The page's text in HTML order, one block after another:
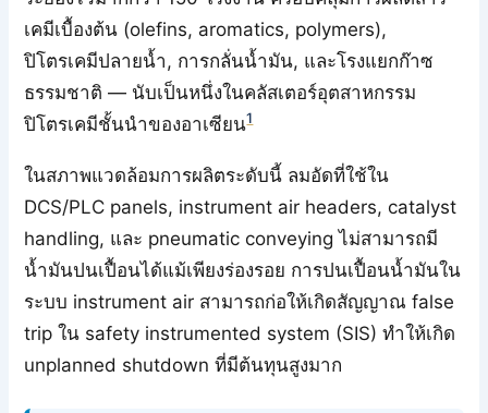
เคมีเบื้องต้น (olefins, aromatics, polymers),
ปิโตรเคมีปลายน้ำ, การกลั่นน้ำมัน, และโรงแยกก๊าซ
ธรรมชาติ — นับเป็นหนึ่งในคลัสเตอร์อุตสาหกรรม
ปิโตรเคมีชั้นนำของอาเซียน1
ในสภาพแวดล้อมการผลิตระดับนี้ ลมอัดที่ใช้ใน
DCS/PLC panels, instrument air headers, catalyst
handling, และ pneumatic conveying ไม่สามารถมี
น้ำมันปนเปื้อนได้แม้เพียงร่องรอย การปนเปื้อนน้ำมันใน
ระบบ instrument air สามารถก่อให้เกิดสัญญาณ false
trip ใน safety instrumented system (SIS) ทำให้เกิด
unplanned shutdown ที่มีต้นทุนสูงมาก